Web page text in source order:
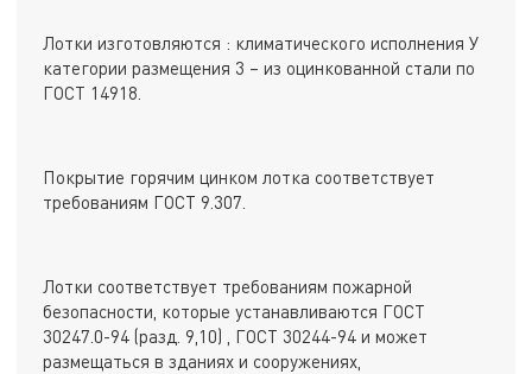
Лотки изготовляются : климатического исполнения У
категории размещения 3 – из оцинкованной стали по
ГОСТ 14918.
Покрытие горячим цинком лотка соответствует
требованиям ГОСТ 9.307.
Лотки соответствует требованиям пожарной
безопасности, которые устанавливаются ГОСТ
30247.0-94 (разд. 9,10) , ГОСТ 30244-94 и может
размещаться в зданиях и сооружениях,